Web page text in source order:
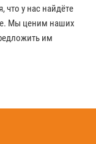
что у нас найдёте
Мы ценим наших
им